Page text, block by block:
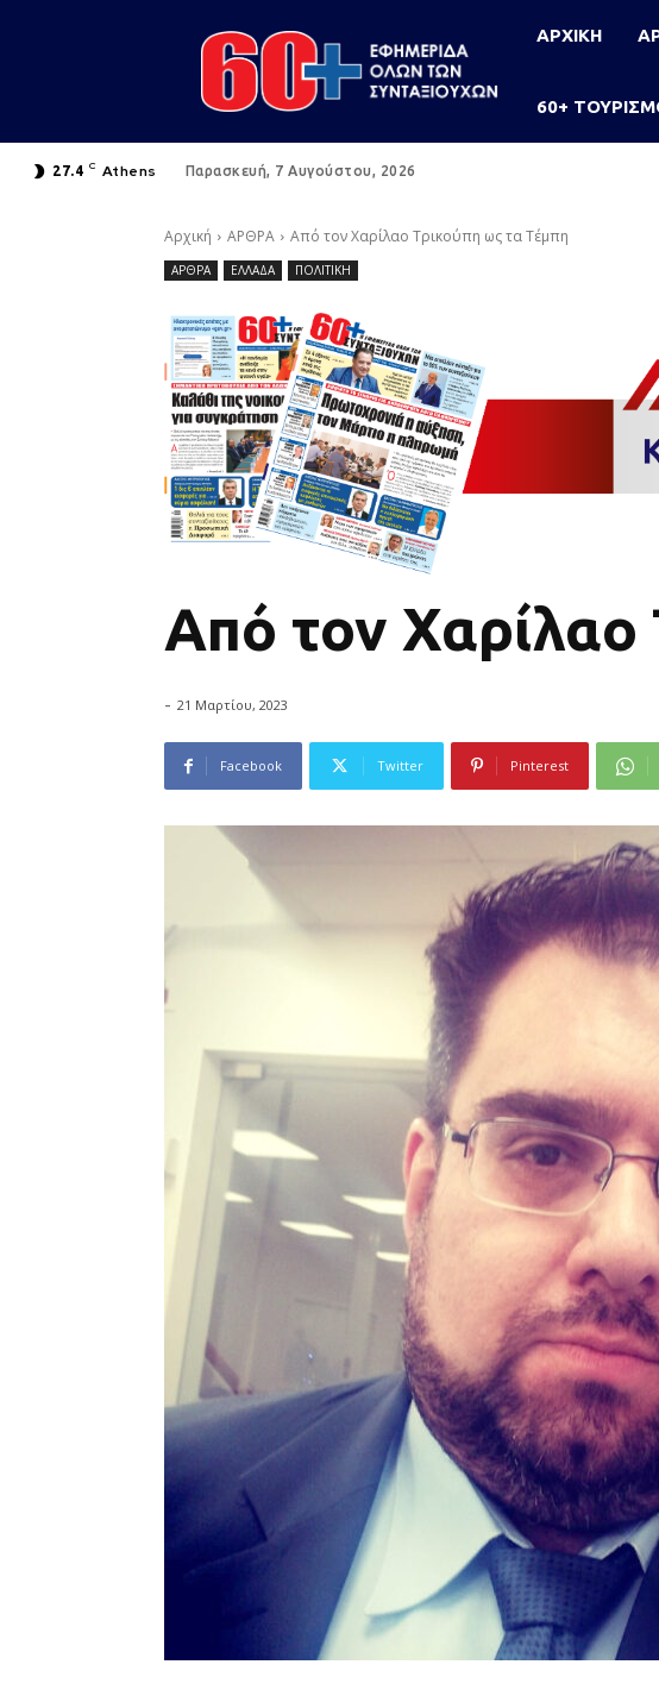
ΑΡΧΙΚΗ
60+
27.4 C Athens Παρασκευή, 7 Αυγούστου, 2026
Αρχική ΑΡΘΡΑ Από τον Χαρίλαο Τρικούπη ως τα Τέμπη
ΑΡΘΡΑ ΕΛΛΑΔΑ ΠΟΛΙΤΙΚΗ
Από τον Χαρίλαο
- 21 Μαρτίου, 2023
Facebook Twitter Pinterest